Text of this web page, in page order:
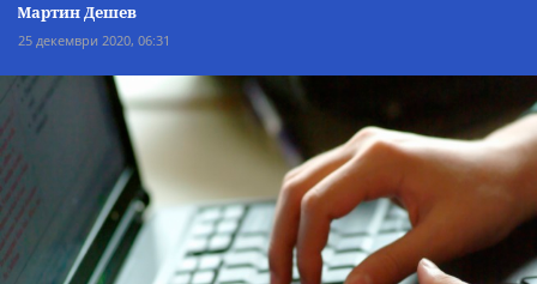
Мартин Дешев
25 декември 2020, 06:31